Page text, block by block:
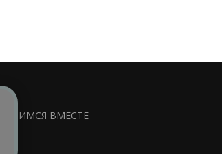
УЧИМСЯ ВМЕСТЕ